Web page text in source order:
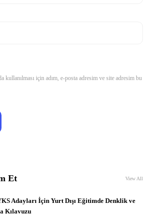
kullanılması için adım, e-posta adresim ve site adresim bu
Et View All
Adayları İçin Yurt Dışı Eğitimde Denklik ve
Kılavuzu